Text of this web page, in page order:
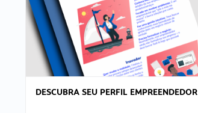
DESCUBRA SEU PERFIL EMPREENDEDOR